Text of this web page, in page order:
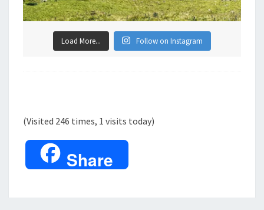
Load More... Follow on Instagram
(Visited 246 times, 1 visits today)
Share